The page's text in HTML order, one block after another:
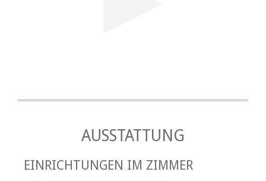
AUSSTATTUNG
EINRICHTUNGEN IM ZIMMER